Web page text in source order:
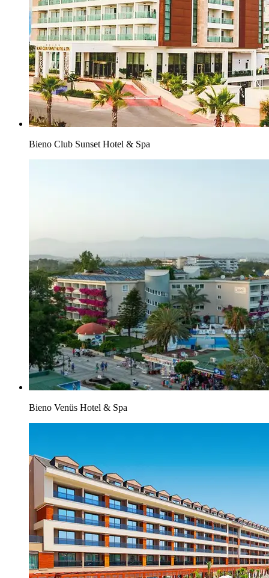
Bieno Club Sunset Hotel & Spa
Bieno Venüs Hotel & Spa